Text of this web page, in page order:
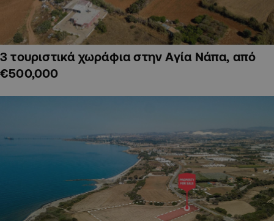
3 τουριστικά χωράφια στην Αγία Νάπα, από
€500,000